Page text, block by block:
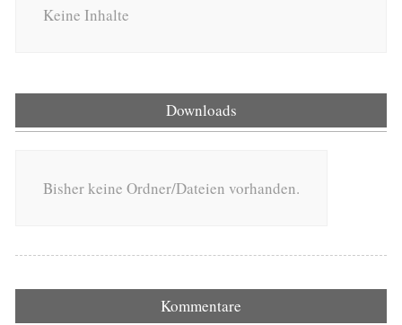
Keine Inhalte
Downloads
Bisher keine Ordner/Dateien vorhanden.
Kommentare